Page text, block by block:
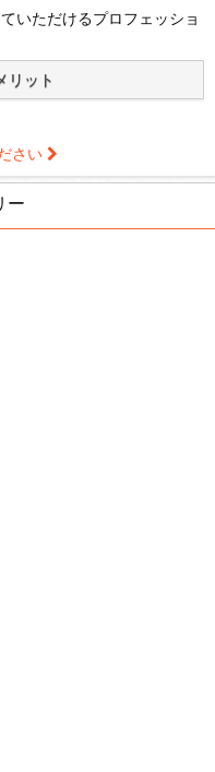
いただけるプロフェッショ
さい
ー